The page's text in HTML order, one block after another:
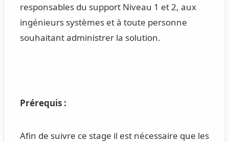
responsables du support Niveau 1 et 2, aux
ingénieurs systèmes et à toute personne
souhaitant administrer la solution.
Prérequis :
Afin de suivre ce stage il est nécessaire que les